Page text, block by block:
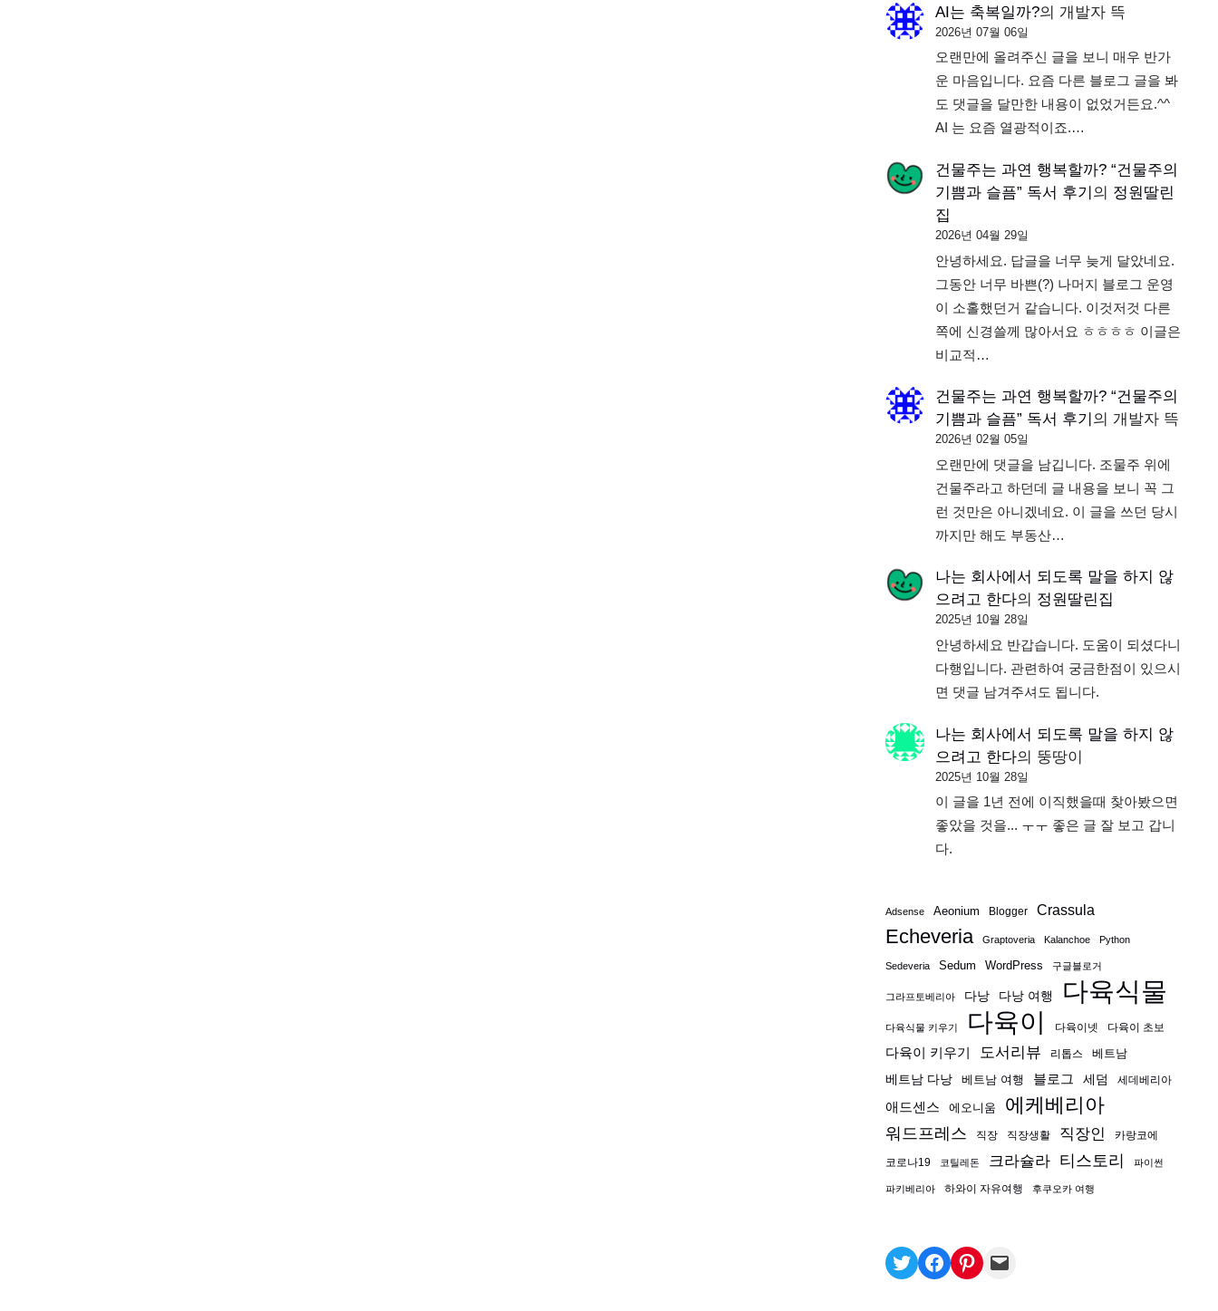
AI는 축복일까?의 개발자 뜩
2026년 07월 06일
오랜만에 올려주신 글을 보니 매우 반가
운 마음입니다. 요즘 다른 블로그 글을 봐
도 댓글을 달만한 내용이 없었거든요.^^
AI 는 요즘 열광적이죠.…
건물주는 과연 행복할까? “건물주의
기쁨과 슬픔” 독서 후기 의 정원딸린
집
2026년 04월 29일
안녕하세요. 답글을 너무 늦게 달았네요.
그동안 너무 바쁜(?) 나머지 블로그 운영
이 소홀했던거 같습니다. 이것저것 다른
쪽에 신경쓸께 많아서요 ㅎㅎㅎㅎ 이글은
비교적…
건물주는 과연 행복할까? “건물주의
기쁨과 슬픔” 독서 후기 의 개발자 뜩
2026년 02월 05일
오랜만에 댓글을 남깁니다. 조물주 위에
건물주라고 하던데 글 내용을 보니 꼭 그
런 것만은 아니겠네요. 이 글을 쓰던 당시
까지만 해도 부동산…
나는 회사에서 되도록 말을 하지 않
으려고 한다의 정원딸린집
2025년 10월 28일
안녕하세요 반갑습니다. 도움이 되셨다니
다행입니다. 관련하여 궁금한점이 있으시
면 댓글 남겨주셔도 됩니다.
나는 회사에서 되도록 말을 하지 않
으려고 한다의 뚱땅이
2025년 10월 28일
이 글을 1년 전에 이직했을때 찾아봤으면
좋았을 것을... ㅜㅜ 좋은 글 잘 보고 갑니
다.
Adsense Aeonium Blogger Crassula
Echeveria Graptoveria Kalanchoe Python
Sedeveria Sedum WordPress 구글블로거
그라프토베리아 다낭 다낭 여행 다육식물
다육식물 키우기 다육이 다육이넷 다육이 초보
다육이 키우기 도서리뷰 리톱스
베트남
베트남 다낭
베트남 여행 블로그 세덤 세데베리아
애드센스 에오니움 에케베리아
워드프레스 직장 직장생활 직장인 카랑코에
코로나19 코틸레돈 크라슐라 티스토리 파이썬
파키베리아 하와이 자유여행 후쿠오카 여행